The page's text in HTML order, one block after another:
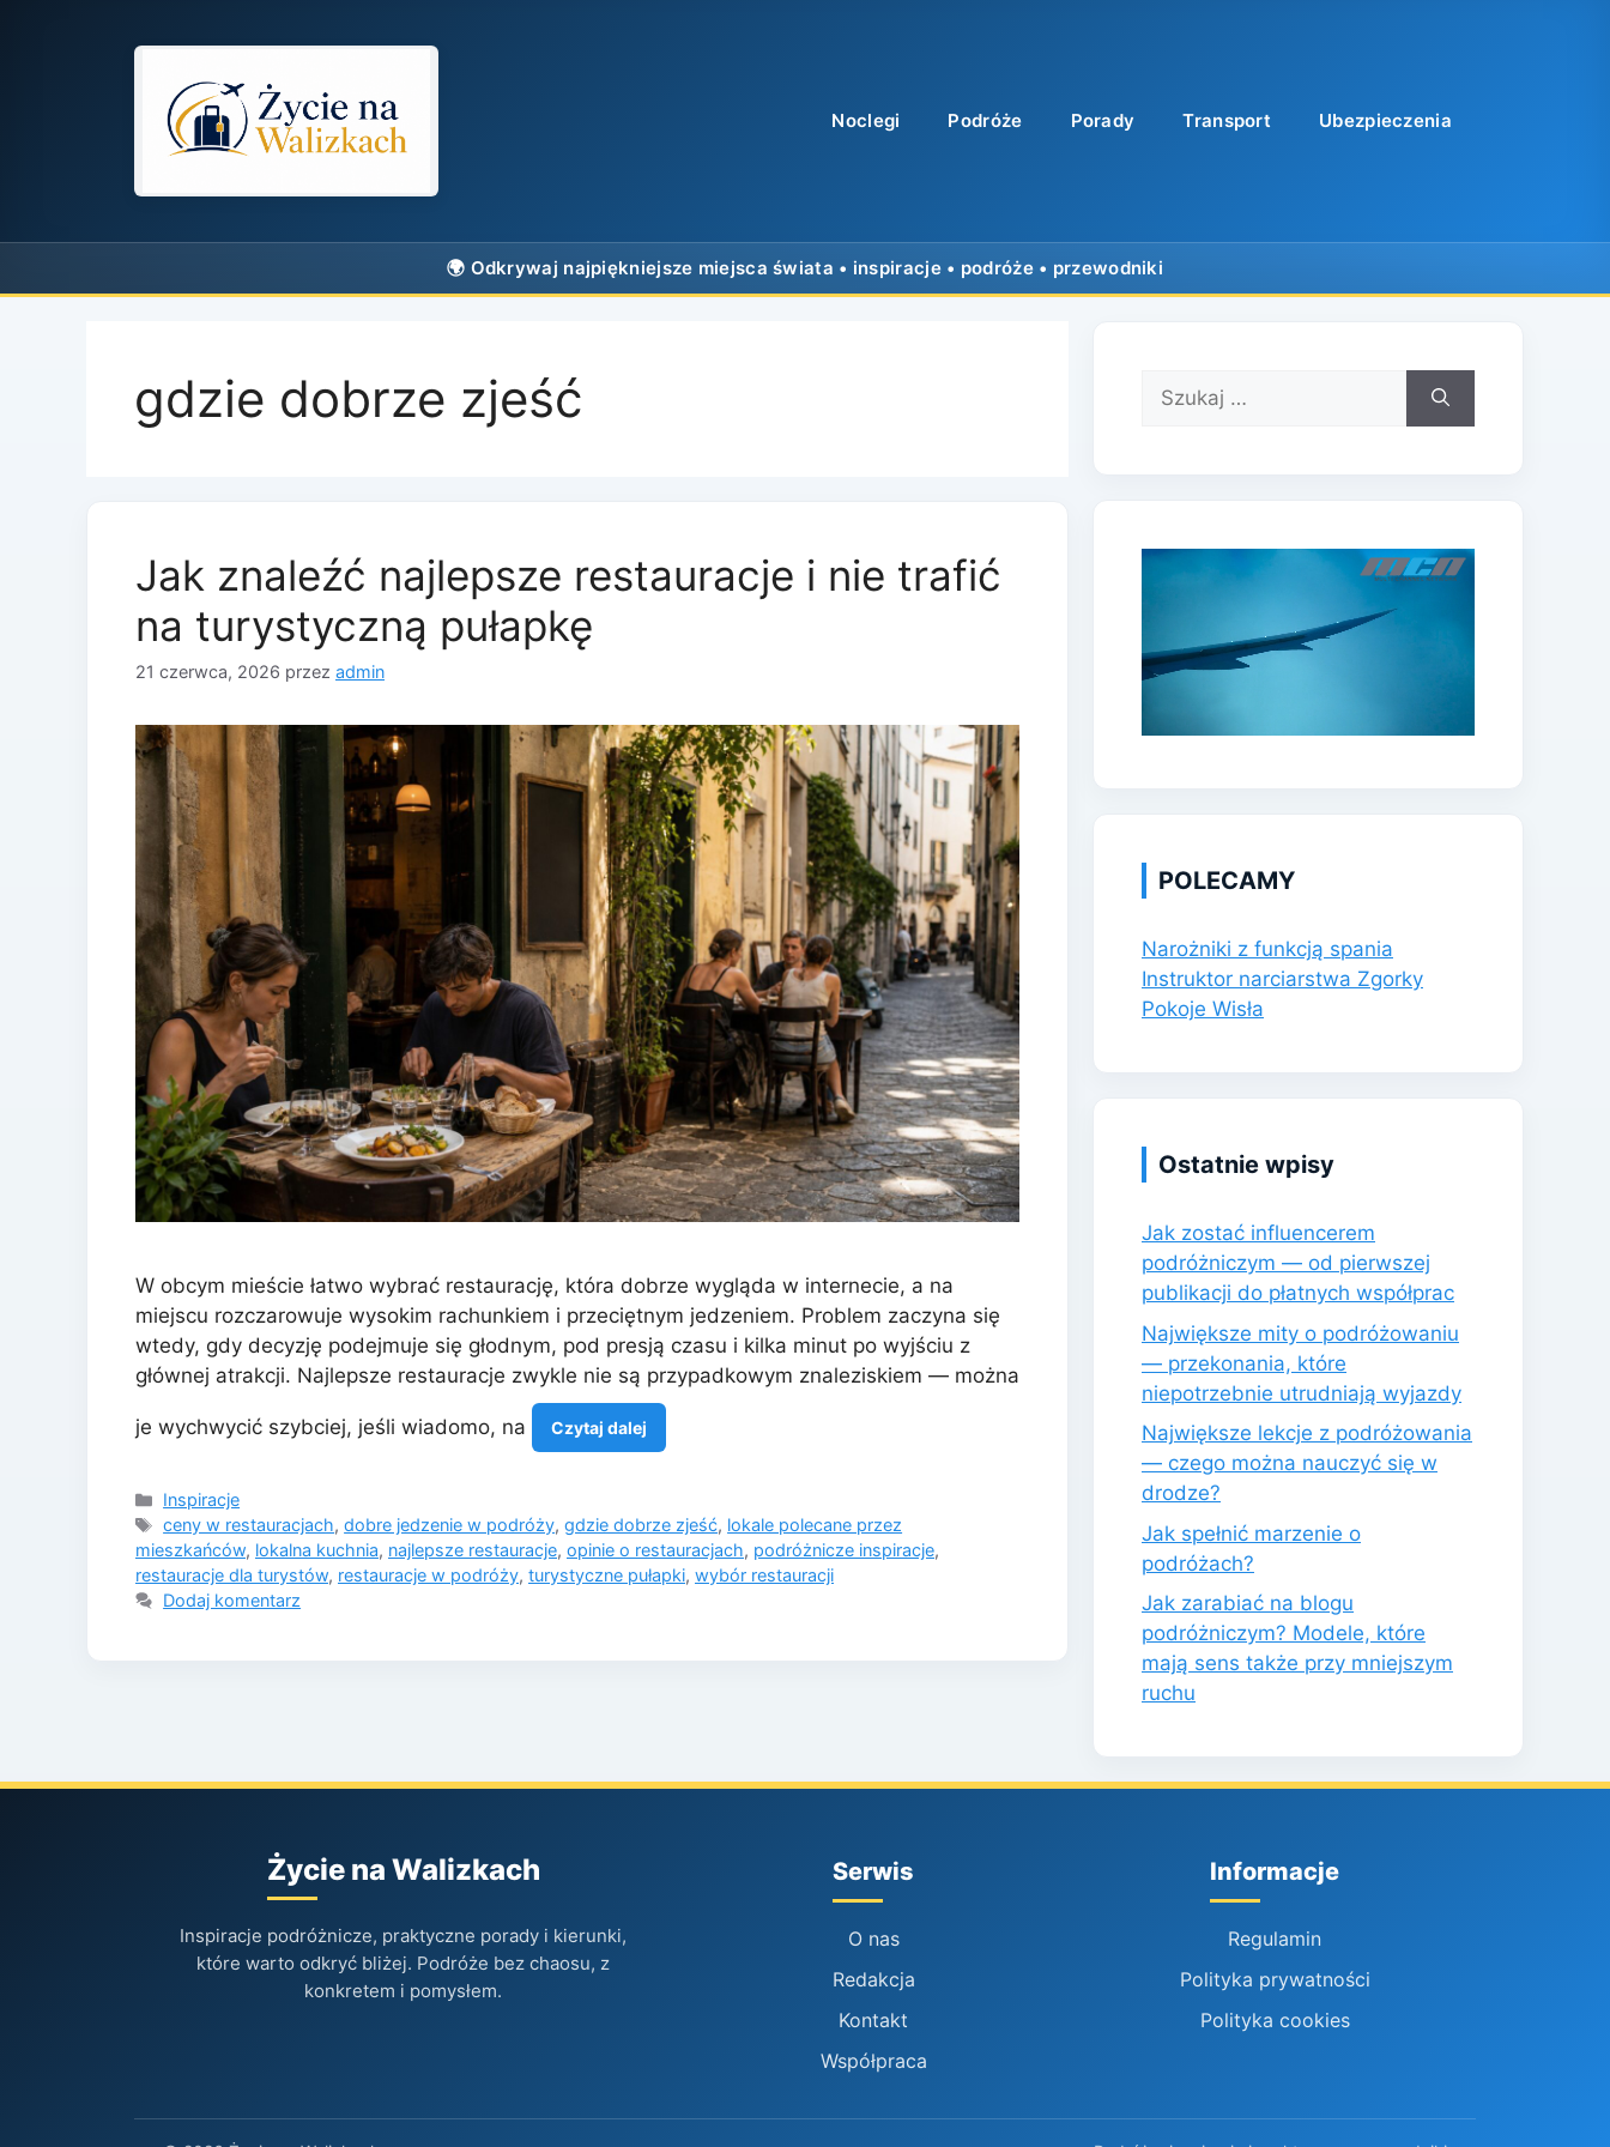
Noclegi Podróże Porady Transport Ubezpieczenia
gdzie dobrze zjeść
Jak znaleźć najlepsze restauracje i nie trafić
na turystyczną pułapkę
21 czerwca, 2026 przez admin
W obcym mieście łatwo wybrać restaurację, która dobrze wygląda w internecie, a na
miejscu rozczarowuje wysokim rachunkiem i przeciętnym jedzeniem. Problem zaczyna się
wtedy, gdy decyzję podejmuje się głodnym, pod presją czasu i kilka minut po wyjściu z
głównej atrakcji. Najlepsze restauracje zwykle nie są przypadkowym znaleziskiem — można
je wychwycić szybciej, jeśli wiadomo, na Czytaj dalej
Kategorie
Inspiracje
Tagi
ceny w restauracjach,dobre jedzenie w podróży,gdzie dobrze zjeść, lokale polecane przez
mieszkańców, lokalna kuchnia, najlepsze restauracje, opinie o restauracjach, podróżnicze inspiracje,
restauracje dla turystów, restauracje w podróży, turystyczne pułapki, wybór restauracji
Dodaj komentarz
Szukaj:
POLECAMY
Narożniki z funkcją spania
Instruktor narciarstwa Zgorky
Pokoje Wisła
Ostatnie wpisy
Jak zostać influencerem
podróżniczym — od pierwszej
publikacji do płatnych współprac
Największe mity o podróżowaniu
— przekonania, które
niepotrzebnie utrudniają wyjazdy
Największe lekcje z podróżowania
— czego można nauczyć się w
drodze?
Jak spełnić marzenie o
podróżach?
Jak zarabiać na blogu
podróżniczym? Modele, które
mają sens także przy mniejszym
ruchu
Życie na Walizkach
Inspiracje podróżnicze, praktyczne porady i kierunki,
które warto odkryć bliżej. Podróże bez chaosu, z
konkretem i pomysłem.
Serwis
O nas
Redakcja
Kontakt
Współpraca
Informacje
Regulamin
Polityka prywatności
Polityka cookies